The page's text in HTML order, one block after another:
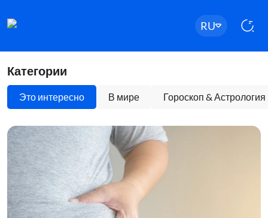
RU
Категории
Это интересно В мире Гороскоп &